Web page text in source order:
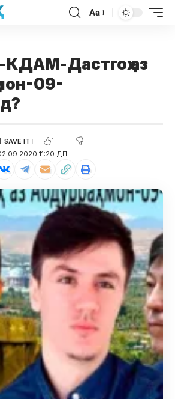
Aa
Дастгоҳ аз
09-
11:20 ДП
1